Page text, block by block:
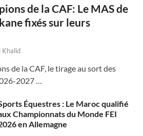
de la CAF: Le MAS de
fixés sur leurs
Khalid
de la CAF, le tirage au sort des
2027 …
Équestres : Le Maroc qualifié
Championnats du Monde FEI
en Allemagne